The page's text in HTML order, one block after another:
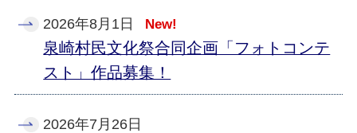
2026年8月1日 New!
泉崎村民文化祭合同企画「フォトコンテ
スト」作品募集！
2026年7月26日